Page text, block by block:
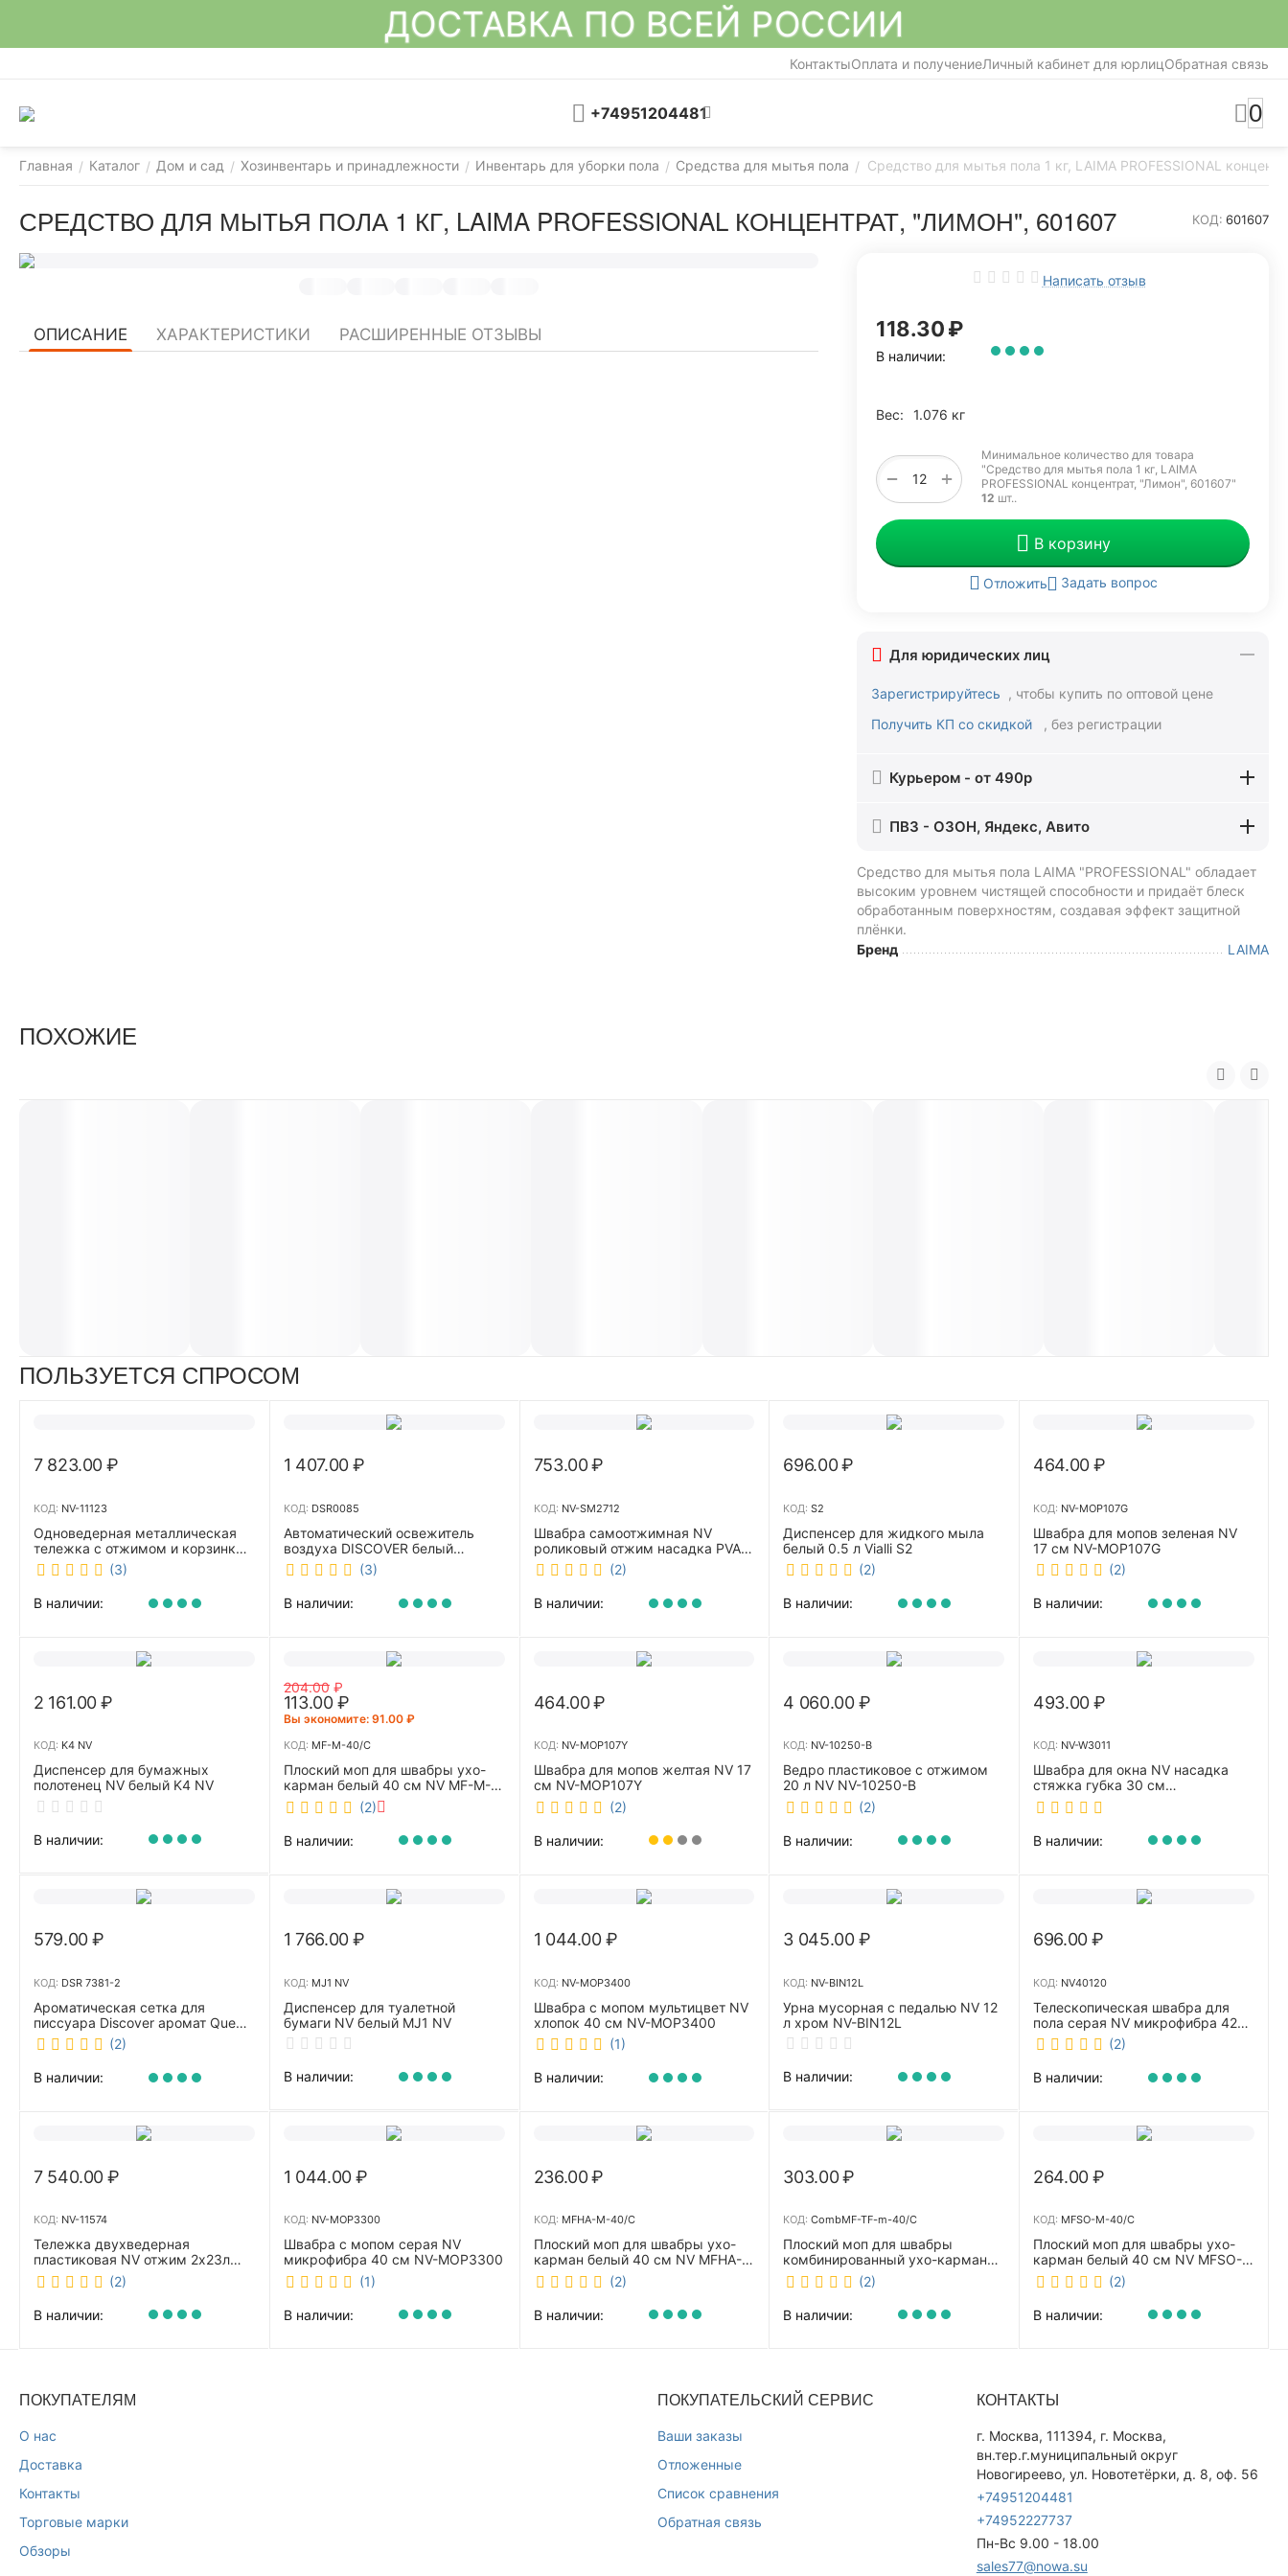
ДОСТАВКА ПО ВСЕЙ РОССИИ
КонтактыОплата и получениеЛичный кабинет для юрлицОбратная связь
+74951204481 0
Главная / Каталог / Дом и сад / Хозинвентарь и принадлежности / Инвентарь для уборки пола / Средства для мытья пола / Средство для мытья пола 1 кг, LAIMA PROFESSIONAL
СРЕДСТВО ДЛЯ МЫТЬЯ ПОЛА 1 КГ, LAIMA PROFESSIONAL КОНЦЕНТРАТ, "ЛИМОН", 601607 КОД: 601607
Написать отзыв
118.30₽
В наличии:
Вес: 1.076 кг
+
−
Минимальное количество для товара
"Средство для мытья пола 1 кг, LAIMA
PROFESSIONAL концентрат, "Лимон", 601607"
12 шт..
В корзину
Отложить Задать вопрос
Для юридических лиц
Зарегистрируйтесь , чтобы купить по оптовой цене
Получить КП со скидкой
, без регистрации
Курьером - от 490р
ПВЗ - ОЗОН, Яндекс, Авито
Средство для мытья пола LAIMA "PROFESSIONAL" обладает
высоким уровнем чистящей способности и придаёт блеск
обработанным поверхностям, создавая эффект защитной
плёнки.
Бренд
LAIMA
ОПИСАНИЕ ХАРАКТЕРИСТИКИ РАСШИРЕННЫЕ ОТЗЫВЫ
ПОХОЖИЕ
ПОЛЬЗУЕТСЯ СПРОСОМ
7 823.00₽
КОД: NV-11123
Одноведерная металлическая
тележка с отжимом и корзинкой
под химию NV 23 л NV-11123
(3)
В наличии:
1 407.00₽
КОД: DSR0085
Автоматический освежитель
воздуха DISCOVER белый
DSR0085
(3)
В наличии:
753.00₽
КОД: NV-SM2712
Швабра самоотжимная NV
роликовый отжим насадка PVA
27 см телескопическая рукоятка
70-125 см NV-SM2712
(2)
В наличии:
696.00₽
КОД: S2
Диспенсер для жидкого мыла
белый 0.5 л Vialli S2
(2)
В наличии:
464.00₽
КОД: NV-MOP107G
Швабра для мопов зеленая NV
17 см NV-MOP107G
(2)
В наличии:
2 161.00₽
КОД: K4 NV
Диспенсер для бумажных
полотенец NV белый K4 NV
В наличии:
204.00 ₽
113.00 ₽
Вы экономите: 91.00 ₽
КОД: MF-M-40/C
Плоский моп для швабры ухо-
карман белый 40 см NV MF-M-
40/C
(2)
В наличии:
464.00₽
КОД: NV-MOP107Y
Швабра для мопов желтая NV 17
см NV-MOP107Y
(2)
В наличии:
4 060.00 ₽
КОД: NV-10250-B
Ведро пластиковое с отжимом
20 л NV NV-10250-B
(2)
В наличии:
493.00₽
КОД: NV-W3011
Швабра для окна NV насадка
стяжка губка 30 см
телескопическая рукоятка 70-
110 см NV-W3011
В наличии:
579.00₽
КОД: DSR 7381-2
Ароматическая сетка для
писсуара Discover аромат Queen
DSR 7381-2 (2)
В наличии:
1 766.00₽
КОД: MJ1 NV
Диспенсер для туалетной
бумаги NV белый MJ1 NV
В наличии:
1 044.00 ₽
КОД: NV-MOP3400
Швабра с мопом мультицвет NV
хлопок 40 см NV-MOP3400
(1)
В наличии:
3 045.00 ₽
КОД: NV-BIN12L
Урна мусорная с педалью NV 12
л хром NV-BIN12L
В наличии:
696.00₽
КОД: NV40120
Телескопическая швабра для
пола серая NV микрофибра 42
см NV40120(2)
В наличии:
7 540.00₽
КОД: NV-11574
Тележка двухведерная
пластиковая NV отжим 2х23л
NV-11574
(2)
В наличии:
1 044.00₽
КОД: NV-MOP3300
Швабра с мопом серая NV
микрофибра 40 см NV-MOP3300
(1)
В наличии:
236.00₽
КОД: MFHA-M-40/C
Плоский моп для швабры ухо-
карман белый 40 см NV MFHA-
M-40/C
(2)
В наличии:
303.00₽
КОД: CombMF-TF-m-40/C
Плоский моп для швабры
комбинированный ухо-карман
бежевый 40 см NV CombMF-TF-
m-40/C
(2)
В наличии:
264.00₽
КОД: MFSO-M-40/C
Плоский моп для швабры ухо-
карман белый 40 см NV MFSO-
M-40/C
(2)
В наличии:
ПОКУПАТЕЛЯМ
О нас
Доставка
Контакты
Торговые марки
Обзоры
ПОКУПАТЕЛЬСКИЙ СЕРВИС
Ваши заказы
Отложенные
Список сравнения
Обратная связь
КОНТАКТЫ
г. Москва, 111394, г. Москва,
вн.тер.г.муниципальный округ
Новогиреево, ул. Новотетёрки, д. 8, оф. 56
+74951204481
+74952227737
Пн-Вс 9.00 - 18.00
sales77@nowa.su